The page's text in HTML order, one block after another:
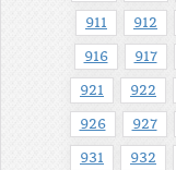
911 912
916 917
921 922
926 927
931 932